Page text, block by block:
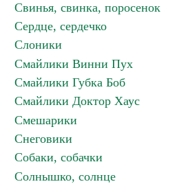
Свинья, свинка, поросенок
Сердце, сердечко
Слоники
Смайлики Винни Пух
Смайлики Губка Боб
Смайлики Доктор Хаус
Смешарики
Снеговики
Собаки, собачки
Солнышко, солнце